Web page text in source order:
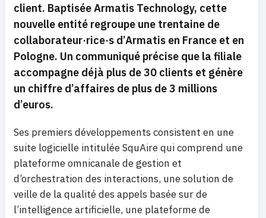
client. Baptisée Armatis Technology, cette
nouvelle entité regroupe une trentaine de
collaborateur·rice·s d’Armatis en France et en
Pologne. Un communiqué précise que la filiale
accompagne déjà plus de 30 clients et génère
un chiffre d’affaires de plus de 3 millions
d’euros.
Ses premiers développements consistent en une
suite logicielle intitulée SquAire qui comprend une
plateforme omnicanale de gestion et
d’orchestration des interactions, une solution de
veille de la qualité des appels basée sur de
l’intelligence artificielle, une plateforme de